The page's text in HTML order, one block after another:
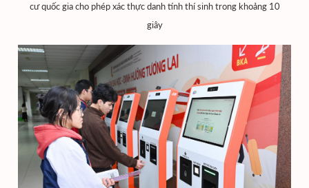
cư quốc gia cho phép xác thực danh tính thí sinh trong khoảng 10
giây